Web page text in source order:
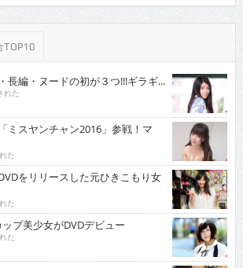
TOP10
編・ヌードの初が３つ!!!ギラギ...
れた
スヤンチャン2016」参戦！マ
た
をリリースした元ひきこもり女
た
プ美少女がDVDデビュー
た